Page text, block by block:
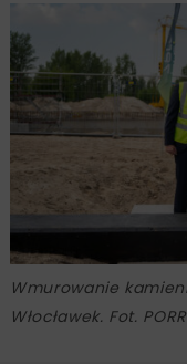
Wmurowanie
Włocławek. Fot. PORR